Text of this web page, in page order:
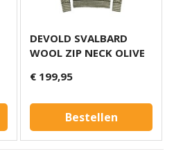
DEVOLD SVALBARD
WOOL ZIP NECK OLIVE
€ 199,95
Bestellen